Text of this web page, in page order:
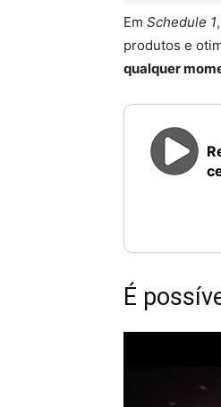
Em Schedule 1
produtos e
qualquer
É